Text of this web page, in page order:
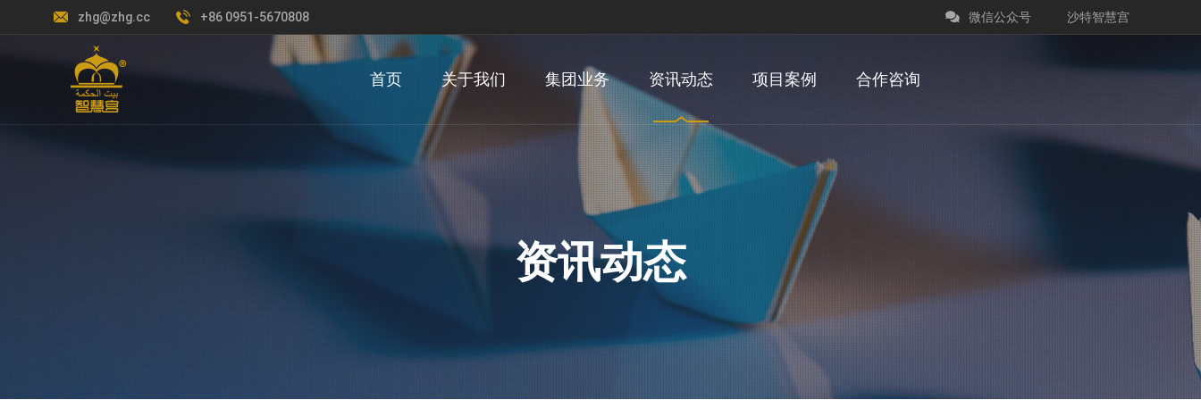
zhg@zhg.cc +86 0951-5670808 沙特智慧宫
微信公众号
首页 关于我们 集团业务 资讯动态 项目案例 合作咨询
资讯动态